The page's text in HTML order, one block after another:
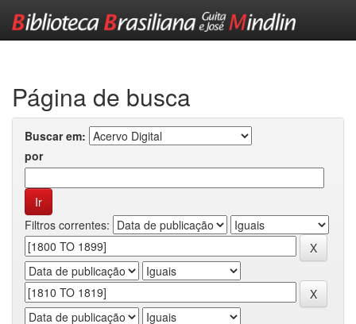
Página de busca
Buscar em:
por
Filtros correntes: